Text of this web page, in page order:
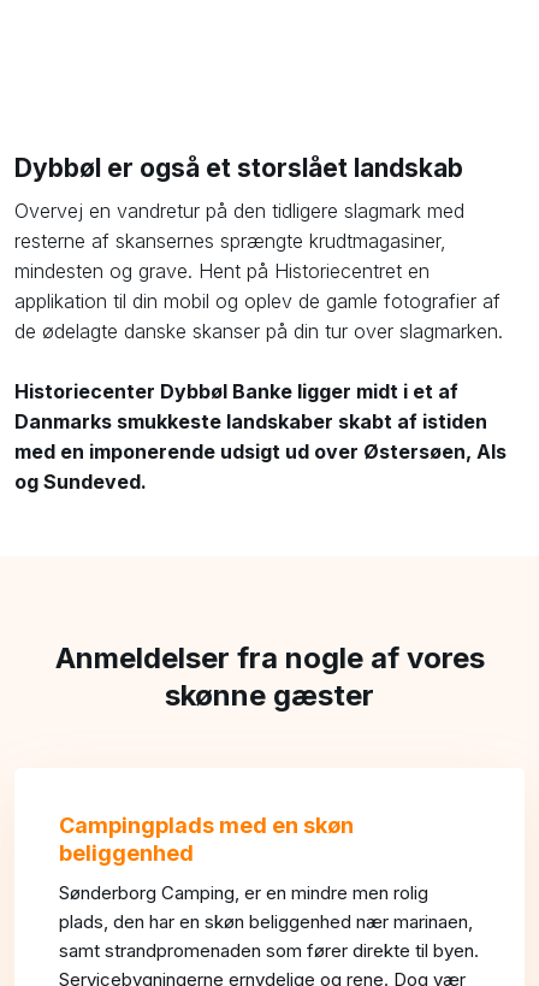
Dybbøl er også et storslået landskab
​Overvej en vandretur på den tidligere slagmark med
resterne af skansernes sprængte krudtmagasiner,
mindesten og grave. Hent på Historiecentret en
applikation til din mobil og oplev de gamle fotografier af
de ødelagte danske skanser på din tur over slagmarken.
Historiecenter Dybbøl Banke ligger midt i et af
Danmarks smukkeste landskaber skabt af istiden
med en imponerende udsigt ud over Østersøen, Als
og Sundeved.
Anmeldelser fra nogle af vores
skønne gæster​
Campingplads med en skøn
beliggenhed
Sønderborg Camping, er en mindre men rolig
plads, den har en skøn beliggenhed nær marinaen,
samt strandpromenaden som fører direkte til byen.
Servicebygningerne ernydelige og rene. Dog vær